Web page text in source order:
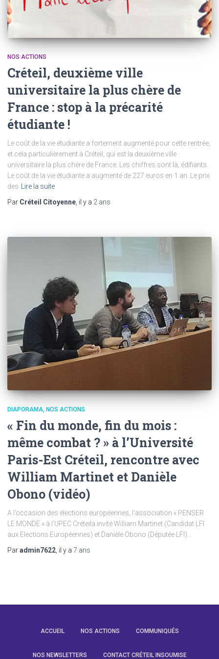
NOS ACTIONS
Créteil, deuxième ville
universitaire la plus chère de
France : stop à la précarité
étudiante !
Le coût de la vie étudiante a fortement augmenté pour cette rentrée,
et cela particulièrement à Créteil, qui est la deuxième ville
universitaire la plus chère de France. Les chiffres sont là, édifiants.
Le coût de la vie étudiante a augmenté de 227 euros en 1 an. Le prix
des
Lire la suite
Par Créteil Citoyenne , il y a 2 ans
DIAPORAMA NOS ACTIONS
« Fin du monde, fin du mois :
même combat ? » à l’Université
Paris-Est Créteil, rencontre avec
William Martinet et Danièle
Obono (vidéo)
A l’occasion des élections européennes, l’association « PENSER
LE MONDE » à l’UPEC Créteila invité William Martinet (Candidat LFI
aux Elections Européennes) et Danièle Obono (Députée LFI)…
Paradmin7622 , il y a 7 ans
ACCUEIL NOS ACTIONS COMMUNIQUÉS
NOS NEWSLETTERS CONTACT CRÉTEIL INSOUMISE